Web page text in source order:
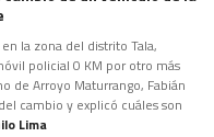
la zona del distrito Tala,
policial 0 KM por otro más
de Arroyo Maturrango, Fabián
cambio y explicó cuáles son
Lima